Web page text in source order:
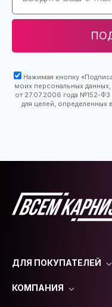
Нажимая кнопку
моих персональных
от 27.07.2006 года №152-ФЗ
для целей, определенных
ДЛЯ ПОКУПАТЕЛЕЙ
КОМПАНИЯ